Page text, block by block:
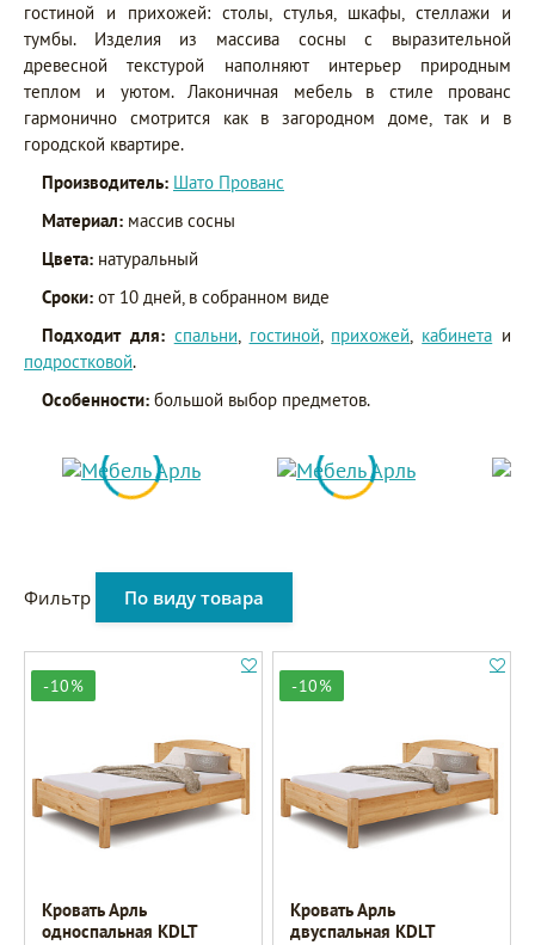
гостиной и прихожей: столы, стулья, шкафы, стеллажи и
тумбы. Изделия из массива сосны с выразительной
древесной текстурой наполняют интерьер природным
теплом и уютом. Лаконичная мебель в стиле прованс
гармонично смотрится как в загородном доме, так и в
городской квартире.
Производитель: Шато Прованс
Материал: массив сосны
Цвета: натуральный
Сроки: от 10 дней, в собранном виде
Подходит для: спальни, гостиной, прихожей, кабинета и
подростковой.
Особенности: большой выбор предметов.
Фильтр По виду товара
-10%
Кровать Арль
односпальная KDLT
-10%
Кровать Арль
двуспальная KDLT